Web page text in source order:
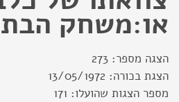
או:משחק
הצגה מספר: 273
הצגת בכורה: 13/05/1972
מספר הצגות שהועלו: 171